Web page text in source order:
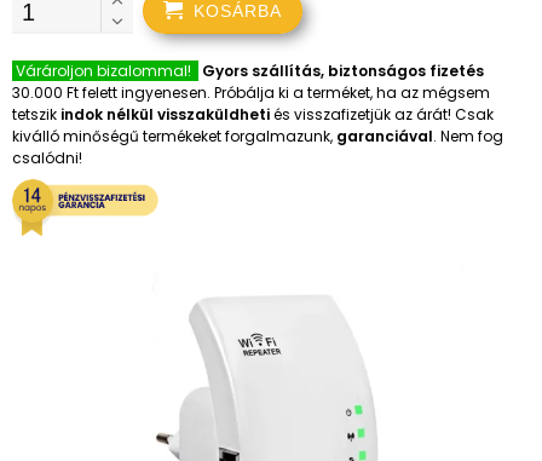
KOSÁRBA
Várároljon bizalommal!
Gyors szállítás, biztonságos fizetés
30.000 Ft felett ingyenesen. Próbálja ki a terméket, ha az mégsem
tetszik indok nélkül visszaküldhetiés visszafizetjük az árát! Csak
kiválló minőségű termékeket forgalmazunk, garanciával. Nem fog
csalódni!